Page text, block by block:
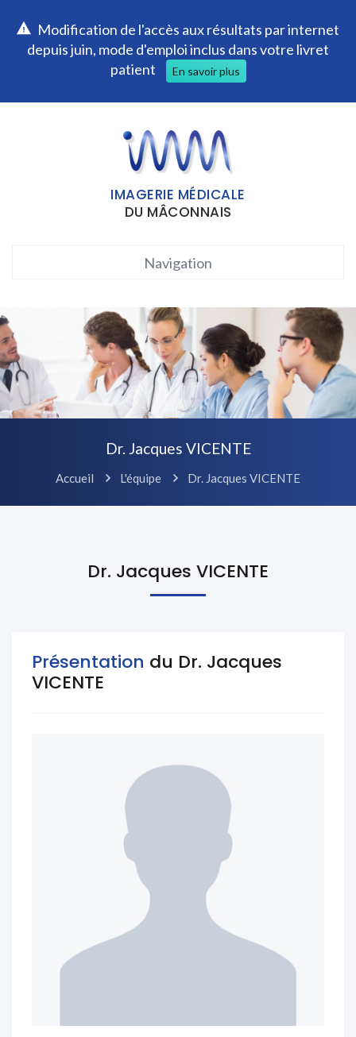
Modification de l'accès aux résultats par internet
depuis juin, mode d'emploi inclus dans votre livret
patient
En savoir plus
IMAGERIE MÉDICALE
DU MÂCONNAIS
Dr. Jacques VICENTE
Accueil L'équipe Dr. Jacques VICENTE
Dr. Jacques VICENTE
Présentation du Dr. Jacques
VICENTE